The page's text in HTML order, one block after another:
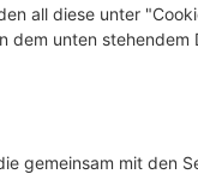
all diese unter
unten
gemeinsam mit den